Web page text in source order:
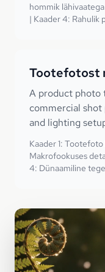
hommik
| Kaader 4: Rahulik
Tootefotost
A product photo
commercial
and lighting
Kaader 1:
Makrofookuses
4: Dünaamiline